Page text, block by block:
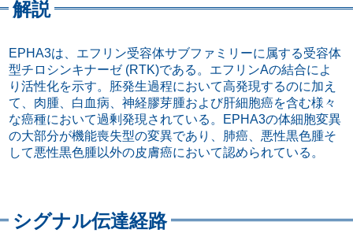
解説
EPHA3は、エフリン受容体サブファミリーに属する受容体
型チロシンキナーゼ (RTK)である。エフリンAの結合によ
り活性化を示す。胚発生過程において高発現するのに加え
て、肉腫、白血病、神経膠芽腫および肝細胞癌を含む様々
な癌種において過剰発現されている。EPHA3の体細胞変異
の大部分が機能喪失型の変異であり、肺癌、悪性黒色腫そ
して悪性黒色腫以外の皮膚癌において認められている。
シグナル伝達経路